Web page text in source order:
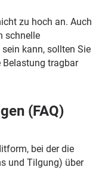
zu hoch an. Auch
schnelle
kann, sollten Sie
Belastung tragbar
(FAQ)
bei der die
und Tilgung) über